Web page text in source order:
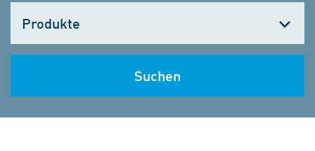
wählen
Suchen